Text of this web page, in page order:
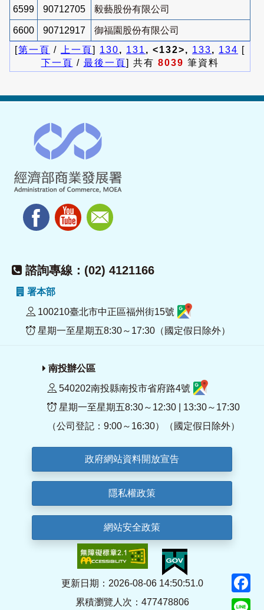
6599 90712705 毅藝股份有限公司
6600 90712917
御福園股份有限公司
[第一頁 / 上一頁] 130, 131 , <132>, 133, 134 [
下一頁 / 最後一頁] 共有 8039 筆資料
諮詢專線：(02) 4121166
署本部
100210臺北市中正區福州街15號
星期一至星期五8:30～17:30（國定假日除外）
南投辦公區
540202南投縣南投市省府路4號
星期一至星期五8:30～12:30 | 13:30～17:30
（公司登記：9:00～16:30）（國定假日除外）
政府網站資料開放宣告
隱私權政策
網站安全政策
更新日期：2026-08-06 14:50:51.0
累積瀏覽人次：477478806